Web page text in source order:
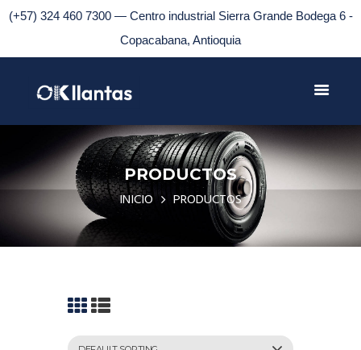
(+57) 324 460 7300 — Centro industrial Sierra Grande Bodega 6 -
Copacabana, Antioquia
PRODUCTOS
INICIO PRODUCTOS